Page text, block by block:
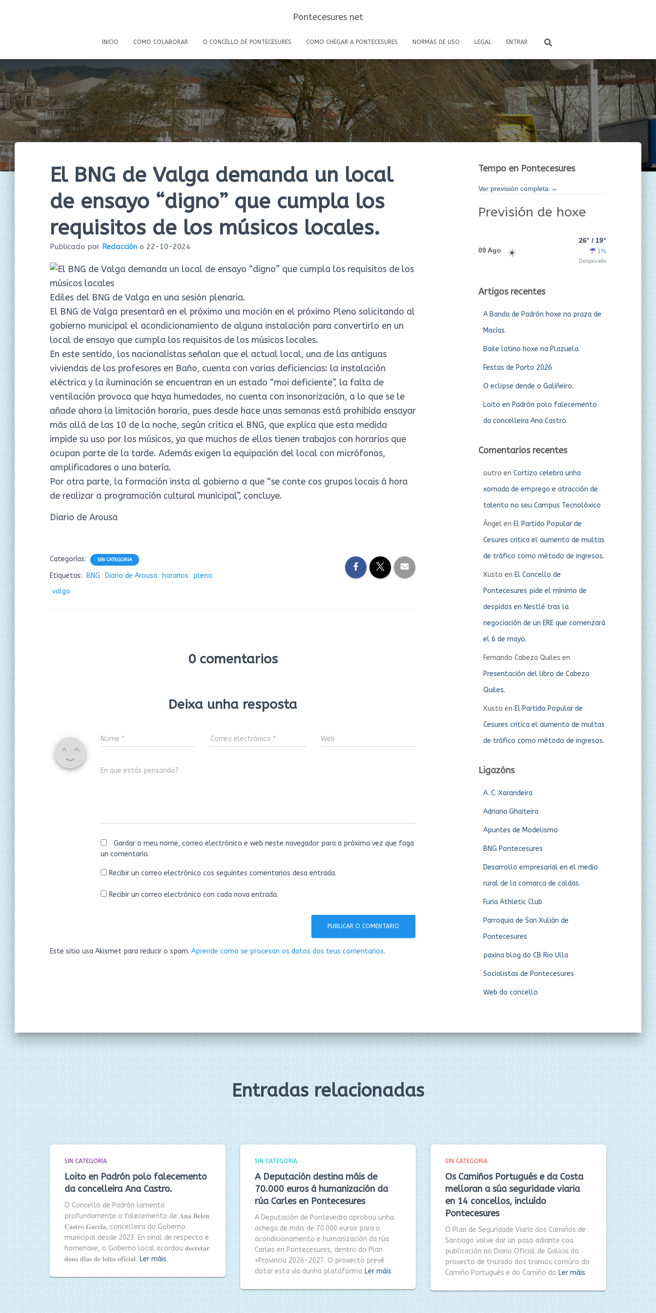
Pontecesures net
INICIO COMO COLABORAR O CONCELLO DE PONTECESURES COMO CHEGAR A PONTECESURES NORMAS DE USO LEGAL ENTRAR
El BNG de Valga demanda un local
de ensayo “digno” que cumpla los
requisitos de los músicos locales.
Publicado por Redacción o 22-10-2024
Ediles del BNG de Valga en una sesión plenaria.
El BNG de Valga presentará en el próximo una moción en el próximo Pleno solicitando al
gobierno municipal el acondicionamiento de alguna instalación para convertirlo en un
local de ensayo que cumpla los requisitos de los músicos locales.
En este sentido, los nacionalistas señalan que el actual local, una de las antiguas
viviendas de los profesores en Baño, cuenta con varias deficiencias: la instalación
eléctrica y la iluminación se encuentran en un estado “moi deficiente”, la falta de
ventilación provoca que haya humedades, no cuenta con insonorización, a lo que se le
añade ahora la limitación horaria, pues desde hace unas semanas está prohibido ensayar
más allá de las 10 de la noche, según critica el BNG, que explica que esta medida
impide su uso por los músicos, ya que muchos de ellos tienen trabajos con horarios que
ocupan parte de la tarde. Además exigen la equipación del local con micrófonos,
amplificadores o una batería.
Por otra parte, la formación insta al gobierno a que “se conte cos grupos locais á hora
de realizar a programación cultural municipal”, concluye.
Diario de Arousa
Categorías: SIN CATEGORIA
Etiquetas: BNG Diario de Arousa horarios
pleno
valga
0 comentarios
Deixa unha resposta
Nome * Correo electrónico * Web
En que estás pensando?
Gardar o meu nome, correo electrónico e web neste navegador para a próxima vez que faga
un comentario.
Recibir un correo electrónico cos seguintes comentarios desa entrada.
Recibir un correo electrónico con cada nova entrada.
Este sitio usa Akismet para reducir o spam. Aprende como se procesan os datos dos teus comentarios.
Tempo en Pontecesures
Ver previsión completa →
Previsión de hoxe
09 Ago
26° / 19°
1%
Despexado
Artigos recentes
A Banda de Padrón hoxe na praza de
Macías.
Baile latino hoxe na Plazuela.
Festas de Porto 2026
O eclipse dende o Galiñeiro.
Loito en Padrón polo falecemento
da concelleira Ana Castro.
Comentarios recentes
outro en Cortizo celebra unha
xornada de emprego e atracción de
talento no seu Campus Tecnolóxico
Ángelen El Partido Popular de
Cesures critica el aumento de multas
de tráfico como método de ingresos.
Xusto en El Concello de
Pontecesures pide el mínimo de
despidos en Nestlé tras la
negociación de un ERE que comenzará
el 6 de mayo.
Fernando Cabeza Quiles en
Presentación del libro de Cabeza
Quiles.
Xusto en El Partido Popular de
Cesures critica el aumento de multas
de tráfico como método de ingresos.
Ligazóns
A. C. Xarandeira
Adriana Ghaiteira
Apuntes de Modelismo
BNG Pontecesures
Desarrollo empresarial en el medio
rural de la comarca de caldas.
Furia Athletic Club
Parroquia de San Xulián de
Pontecesures
paxina blog do CB Rio Ulla
Socialistas de Pontecesures
Web do concello
Entradas relacionadas
SIN CATEGORIA
Loito en Padrón polo falecemento
da concelleira Ana Castro.
O Concello de Padrón lamenta
profundamente o falecemento de 𝐀𝐧𝐚 𝐁𝐞𝐥𝐞́𝐧
𝐂𝐚𝐬𝐭𝐫𝐨 𝐆𝐚𝐫𝐜𝐢́𝐚, concelleira do Goberno
municipal desde 2023. En sinal de respecto e
homenaxe, o Goberno local acordou 𝐝𝐞𝐜𝐫𝐞𝐭𝐚𝐫
𝐝𝐨𝐮𝐬 𝐝𝐢́𝐚𝐬 𝐝𝐞 𝐥𝐨𝐢𝐭𝐨 𝐨𝐟𝐢𝐜𝐢𝐚𝐥. Ler máis
SIN CATEGORIA
A Deputación destina máis de
70.000 euros á humanización da
rúa Carles en Pontecesures
A Deputación de Pontevedra aprobou unha
achega de máis de 70.000 euros para o
acondicionamento e humanización da rúa
Carles en Pontecesures, dentro do Plan
+Provincia 2026-2027. O proxecto prevé
dotar esta vía dunha plataforma Ler máis
SIN CATEGORIA
Os Camiños Portugués e da Costa
melloran a súa seguridade viaria
en 14 concellos, incluído
Pontecesures
O Plan de Seguridade Viaria dos Camiños de
Santiago volve dar un paso adiante coa
publicación no Diario Oficial de Galicia do
proxecto de trazado dos tramos comúns do
Camiño Portugués e do Camiño da Ler máis